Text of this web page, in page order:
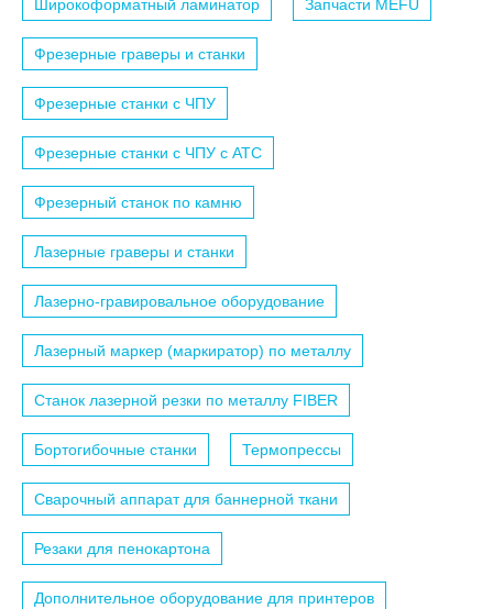
Широкоформатный ламинатор Запчасти MEFU
Фрезерные граверы и станки
Фрезерные станки с ЧПУ
Фрезерные станки с ЧПУ c АТС
Фрезерный станок по камню
Лазерные граверы и станки
Лазерно-гравировальное оборудование
Лазерный маркер (маркиратор) по металлу
Станок лазерной резки по металлу FIBER
Бортогибочные станки Термопрессы
Сварочный аппарат для баннерной ткани
Резаки для пенокартона
Дополнительное оборудование для принтеров